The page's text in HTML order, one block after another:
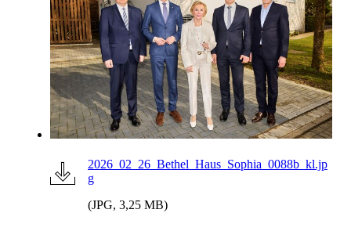
2026_02_26_Bethel_Haus_Sophia_0088b_kl.jp
g
(JPG, 3,25 MB)